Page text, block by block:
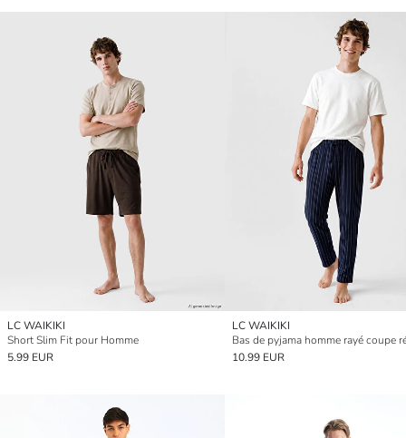
LC WAIKIKI
Short Slim Fit pour Homme
5.99 EUR
LC WAIKIKI
Bas de pyjama homme rayé coupe
10.99 EUR